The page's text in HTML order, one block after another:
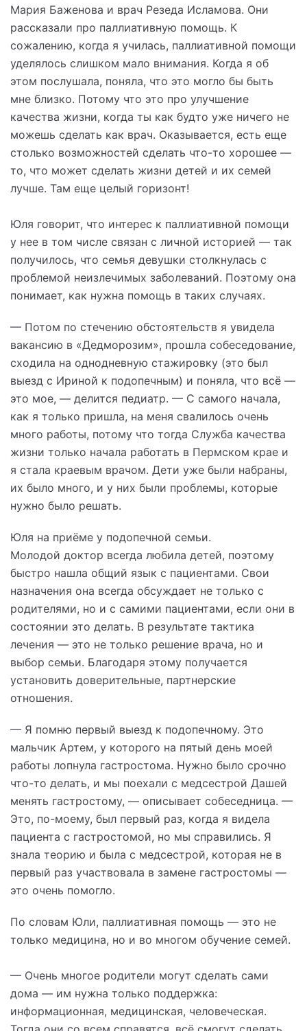
Мария Баженова и врач Резеда Исламова. Они
рассказали про паллиативную помощь. К
сожалению, когда я училась, паллиативной помощи
уделялось слишком мало внимания. Когда я об
этом послушала, поняла, что это могло бы быть
мне близко. Потому что это про улучшение
качества жизни, когда ты как будто уже ничего не
можешь сделать как врач. Оказывается, есть еще
столько возможностей сделать что-то хорошее —
то, что может сделать жизни детей и их семей
лучше. Там еще целый горизонт!
Юля говорит, что интерес к паллиативной помощи
у нее в том числе связан с личной историей — так
получилось, что семья девушки столкнулась с
проблемой неизлечимых заболеваний. Поэтому она
понимает, как нужна помощь в таких случаях.
— Потом по стечению обстоятельств я увидела
вакансию в «Дедморозим», прошла собеседование,
сходила на однодневную стажировку (это был
выезд с Ириной к подопечным) и поняла, что всё —
это мое, — делится педиатр. — С самого начала,
как я только пришла, на меня свалилось очень
много работы, потому что тогда Служба качества
жизни только начала работать в Пермском крае и
я стала краевым врачом. Дети уже были набраны,
их было много, и у них были проблемы, которые
нужно было решать.
Юля на приёме у подопечной семьи.
Молодой доктор всегда любила детей, поэтому
быстро нашла общий язык с пациентами. Свои
назначения она всегда обсуждает не только с
родителями, но и с самими пациентами, если они в
состоянии это делать. В результате тактика
лечения — это не только решение врача, но и
выбор семьи. Благодаря этому получается
установить доверительные, партнерские
отношения.
— Я помню первый выезд к подопечному. Это
мальчик Артем, у которого на пятый день моей
работы лопнула гастростома. Нужно было срочно
что-то делать, и мы поехали с медсестрой Дашей
менять гастростому, — описывает собеседница. —
Это, по-моему, был первый раз, когда я видела
пациента с гастростомой, но мы справились. Я
знала теорию и была с медсестрой, которая не в
первый раз участвовала в замене гастростомы —
это очень помогло.
По словам Юли, паллиативная помощь — это не
только медицина, но и во многом обучение семей.
— Очень многое родители могут сделать сами
дома — им нужна только поддержка:
информационная, медицинская, человеческая.